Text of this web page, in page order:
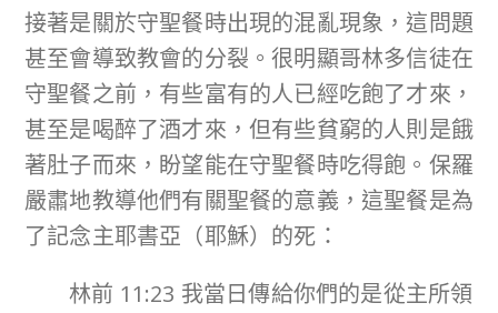
接著是關於守聖餐時出現的混亂現象，這問題
甚至會導致教會的分裂。很明顯哥林多信徒在
守聖餐之前，有些富有的人已經吃飽了才來，
甚至是喝醉了酒才來，但有些貧窮的人則是餓
著肚子而來，盼望能在守聖餐時吃得飽。保羅
嚴肅地教導他們有關聖餐的意義，這聖餐是為
了記念主耶書亞（耶穌）的死：
林前 11:23 我當日傳給你們的是從主所領